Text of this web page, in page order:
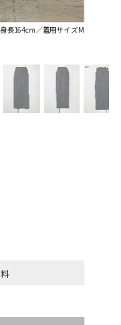
長164cm／着用サイズM